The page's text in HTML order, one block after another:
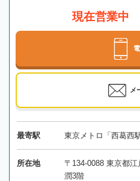
現在営業中
メ
最寄駅 東京メトロ「西葛西
所在地
〒134-0088 東京都
潤3階